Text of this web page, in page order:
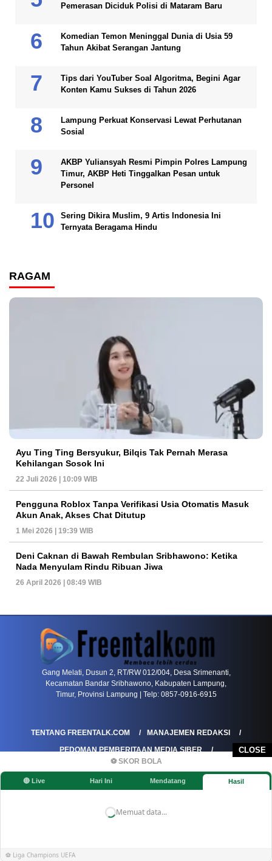
CLOSE
⚽ SKOR BOLA
🔴 Live Hari Ini Mendatang Hasil
Memuat data...
⚽ Liga Champions UEFA
Pemerasan Diciduk Polisi di Mataram Baru
Komedian Temon Meninggal Dunia di Usia 59
Tahun Akibat Serangan Jantung
Tips dari YouTuber Soal Algoritma, Begini Agar
Konten Kamu Sukses di Tahun 2026
Lampung Perkuat Konservasi Lewat Perhutanan
Sosial
AKBP Yuliansyah Resmi Pimpin Polres Lampung
Timur, AKBP Heti Tinggalkan Pesan untuk
Personel
Sering Dikira Muslim, 9 Artis Indonesia Ini
Ternyata Beragama Hindu
RAGAM
Ayu Ting Ting Bersyukur, Bilqis Tak Pernah Merasa
Kehilangan Sosok Ini
22 Juli 2026 | 10:09 WIB
Pengguna Roblox Tanpa Verifikasi Usia Otomatis Masuk
Akun Anak, Akses Chat Ditutup
1 Mei 2026 | 19:39 WIB
Deni Caknan di Bawah Rembulan Sribhawono: Ketika
Nada Menyulam Rindu Ribuan Jiwa
26 April 2026 | 08:49 WIB
Gang Melati, Dusun 2, RT/RW 012/004, Desa Srimenanti,
Kecamatan Bandar Sribhawono, Kabupaten Lampung,
Timur, Provinsi Lampung | Telp: 0857-0916-6915
TENTANG FREENTALK.COM
MANAJEMEN REDAKSI
PEDOMAN PEMBERITAAN MEDIA SIBER
PEDOMAN PEMBERITAAN RAMAH ANAK
KOREKSI & KLARIFIKASI
KEBIJAKAN IKLAN / ADVERTORIAL